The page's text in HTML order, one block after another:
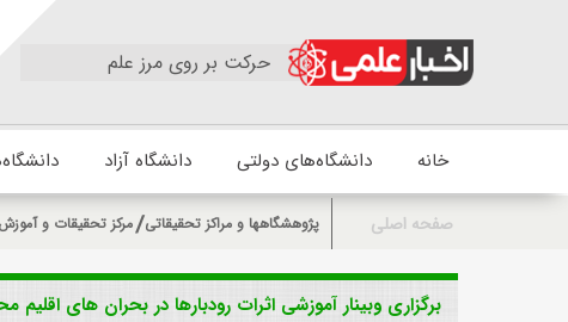
حرکت بر روی مرز علم
خانه دانشگاه‌های دولتی دانشگاه آزاد
صفحه اصلی پژوهشگاهها و مراکز تحقیقاتی مرکز تحقیقات و
برگزاری وبینار آموزشی اثرات رودبارها در بحران های اقلیم